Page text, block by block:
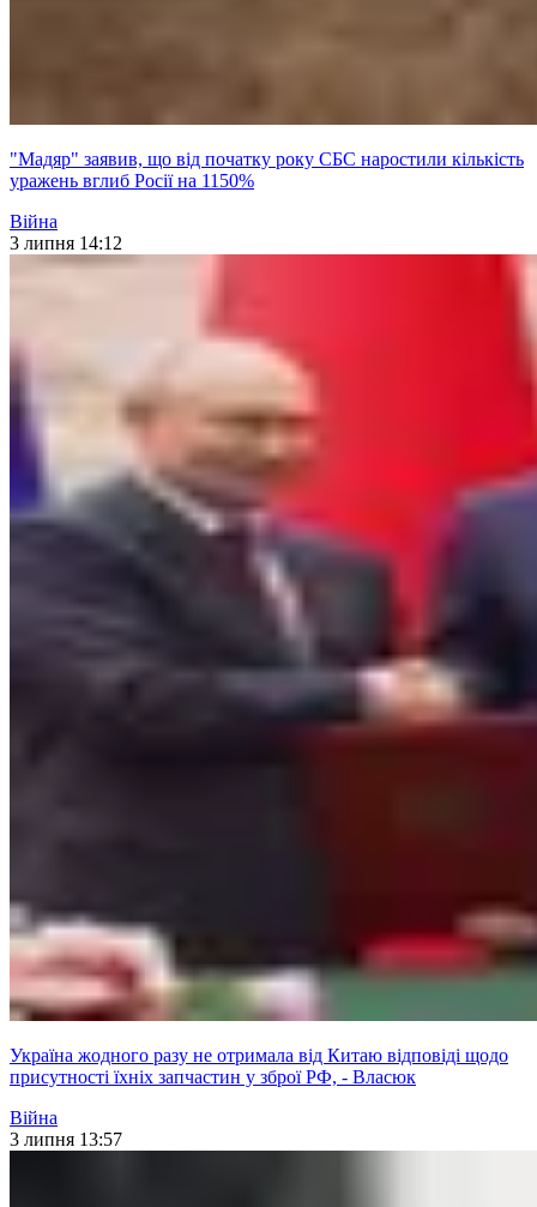
"Мадяр" заявив, що від початку року СБС наростили кількість
уражень вглиб Росії на 1150%
Війна
3 липня 14:12
Україна жодного разу не отримала від Китаю відповіді щодо
присутності їхніх запчастин у зброї РФ, - Власюк
Війна
3 липня 13:57